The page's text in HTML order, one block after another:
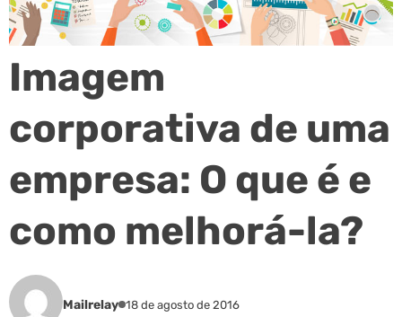
Imagem
corporativa de uma
empresa: O que é e
como melhorá-la?
Mailrelay 18 de agosto de 2016